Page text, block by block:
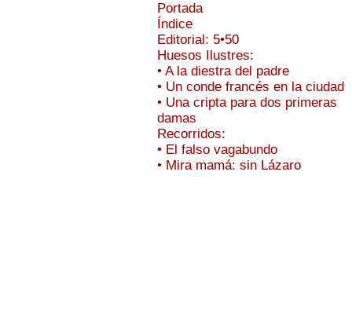
Portada
Índice
Editorial: 5•50
Huesos Ilustres:
• A la diestra del padre
• Un conde francés en la ciudad
• Una cripta para dos primeras
damas
Recorridos:
• El falso vagabundo
• Mira mamá: sin Lázaro